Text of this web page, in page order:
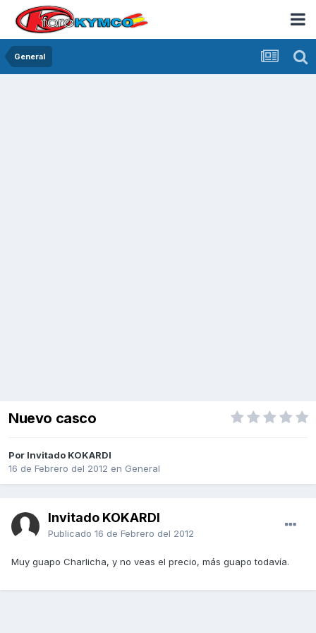
General
Nuevo casco
Por Invitado KOKARDI
16 de Febrero del 2012 en General
Invitado KOKARDI
Publicado 16 de Febrero del 2012
Muy guapo Charlicha, y no veas el precio, más guapo todavía.